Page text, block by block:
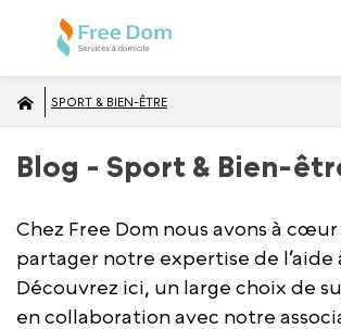
SPORT & BIEN-ÊTRE
Blog - Sport & Bien-
Chez Free Dom nous avons à
partager notre expertise de l’aide
Découvrez ici, un large choix de
en collaboration avec notre